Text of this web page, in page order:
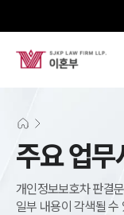
주요 업무
개인정보보호차 판결
일부 내용이 각색될 수